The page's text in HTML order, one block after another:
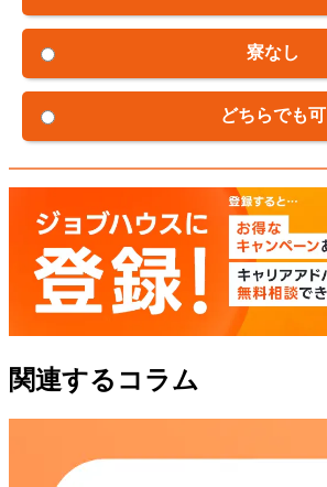
寮なし
どちらでも可
関連するコラム